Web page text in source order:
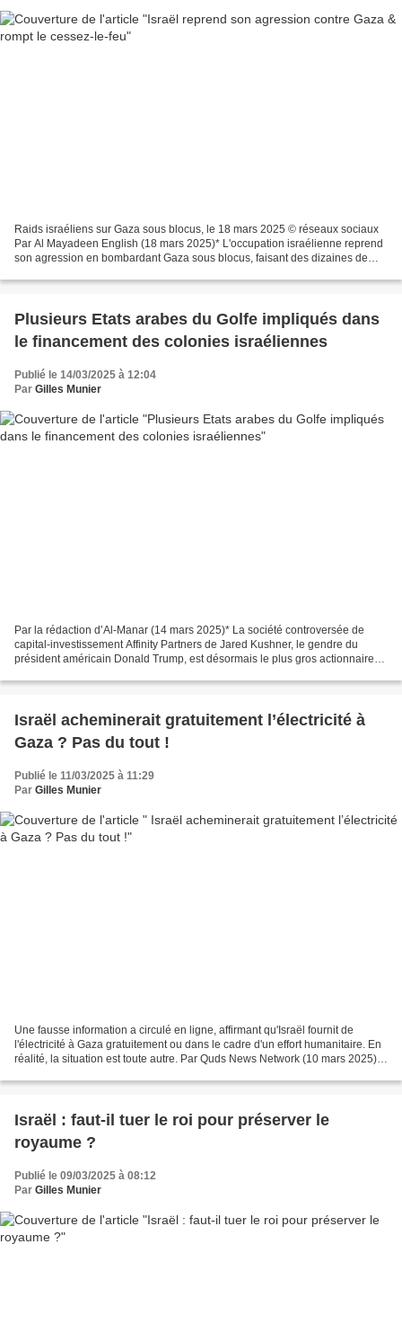
Raids israéliens sur Gaza sous blocus, le 18 mars 2025 © réseaux sociaux
Par Al Mayadeen English (18 mars 2025)* L'occupation israélienne reprend
son agression en bombardant Gaza sous blocus, faisant des dizaines de
Plusieurs Etats arabes du Golfe impliqués dans
le financement des colonies israéliennes
Publié le 14/03/2025 à 12:04
Par Gilles Munier
Par la rédaction d’Al-Manar (14 mars 2025)* La société controversée de
capital-investissement Affinity Partners de Jared Kushner, le gendre du
président américain Donald Trump, est désormais le plus gros actionnaire
Israël acheminerait gratuitement l’électricité à
Gaza ? Pas du tout !
Publié le 11/03/2025 à 11:29
Par Gilles Munier
Une fausse information a circulé en ligne, affirmant qu'Israël fournit de
l'électricité à Gaza gratuitement ou dans le cadre d'un effort humanitaire. En
réalité, la situation est toute autre. Par Quds News Network (10 mars 2025)*
Israël : faut-il tuer le roi pour préserver le
royaume ?
Publié le 09/03/2025 à 08:12
Par Gilles Munier